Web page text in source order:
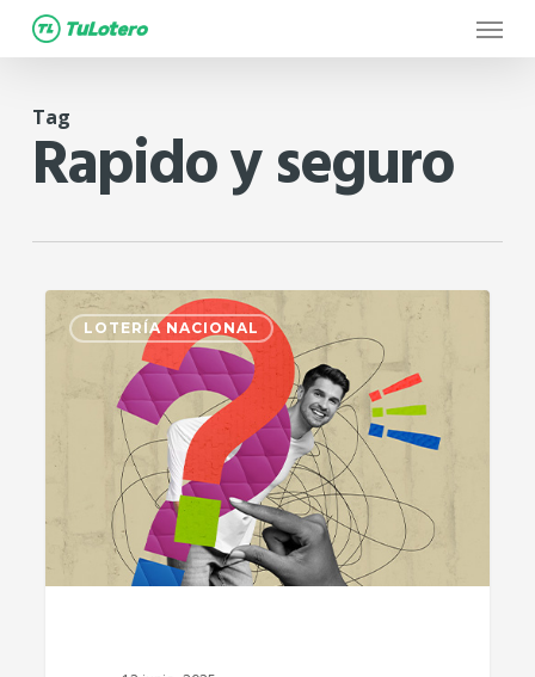
Skip
to
content
Menu
Tag
Rapido y seguro
LOTERÍA NACIONAL
2